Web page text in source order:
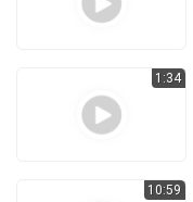
1:34
10:59